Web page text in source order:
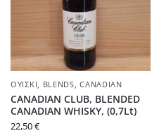
ΟΥΊΣΚΙ, BLENDS,CANADIAN
CANADIAN CLUB, BLENDED
CANADIAN WHISKY, (0,7Lt)
22,50€